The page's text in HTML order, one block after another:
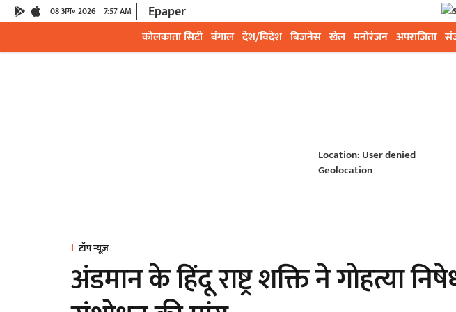
08 अग॰ 2026 7:57 AM Epaper
कोलकाता सिटी बंगाल देश/विदेश बिजनेस खेल मनोरंजन अपराजिता
Location: User denied
Geolocation
टॉप न्यूज़
अंडमान के हिंदू राष्ट्र शक्ति ने गोहत्या